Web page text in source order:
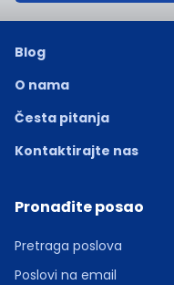
Blog
O nama
Česta pitanja
Kontaktirajte nas
Pronađite posao
Pretraga poslova
Poslovi na email